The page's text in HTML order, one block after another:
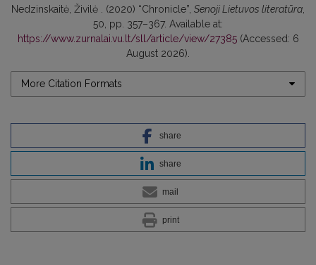
Nedzinskaitė, Živilė . (2020) “Chronicle”, Senoji Lietuvos literatūra
50, pp. 357–367. Available at:
https://www.zurnalai.vu.lt/sll/article/view/27385(Accessed: 6
August 2026).
More Citation Formats
share
share
mail
print